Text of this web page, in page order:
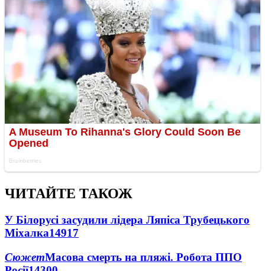
ЧИТАЙТЕ ТАКОЖ
У Білорусі засудили лідера Ляпіса Трубецького
Міхалка14917
СюжетМасова смерть на пляжі. Робота ППО